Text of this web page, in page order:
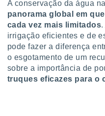
lhe
e
com
Pode
na nossa
e
A conservação da água
panorama global em
cada vez mais limitados
irrigação eficientes e de
pode fazer a diferença
o esgotamento de um
sobre a importância de
truques eficazes para o